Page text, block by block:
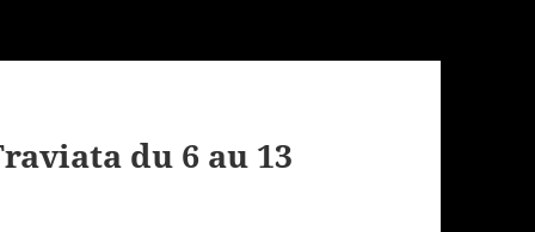
du 6 au 13